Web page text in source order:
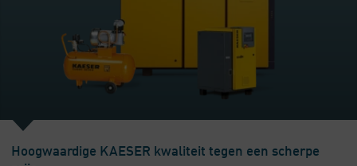
Hoogwaardige KAESER kwaliteit tegen een scherpe